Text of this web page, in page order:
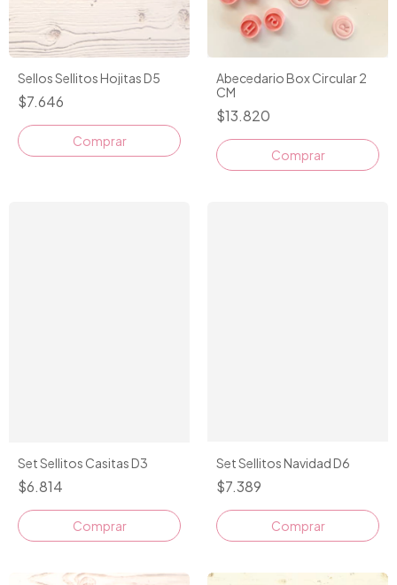
Sellos Sellitos Hojitas D5
$7.646
Abecedario Box Circular 2
CM
$13.820
Set Sellitos Casitas D3
$6.814
Set Sellitos Navidad D6
$7.389